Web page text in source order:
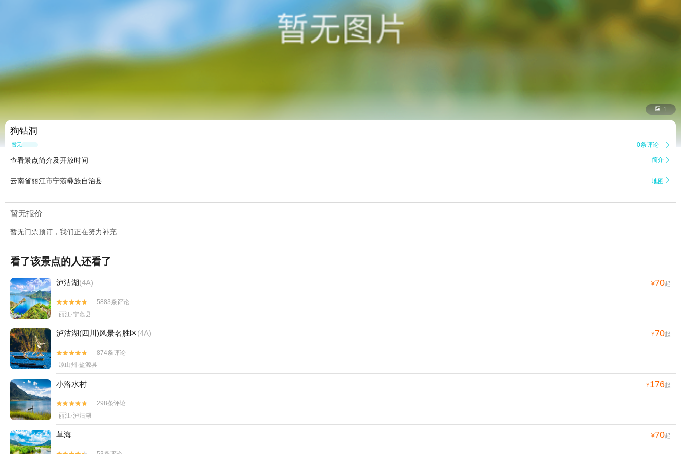
 1
狗钻洞
暂无点评 0条评论 
查看景点简介及开放时间 简介 
云南省丽江市宁蒗彝族自治县 地图 
暂无报价
暂无门票预订，我们正在努力补充
看了该景点的人还看了
泸沽湖(4A) ¥70起


5883条评论
丽江·宁蒗县
泸沽湖(四川)风景名胜区(4A) ¥70起


874条评论
凉山州·盐源县
小洛水村 ¥176起


298条评论
丽江·泸沽湖
草海 ¥70起